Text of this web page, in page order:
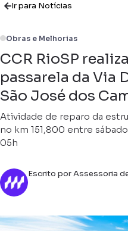
Ir para Notícias
Obras e Melhorias
CCR RioSP
passarela da Via
São José dos
Atividade de reparo da
no km 151,800 entre
05h
Escrito por Assessoria